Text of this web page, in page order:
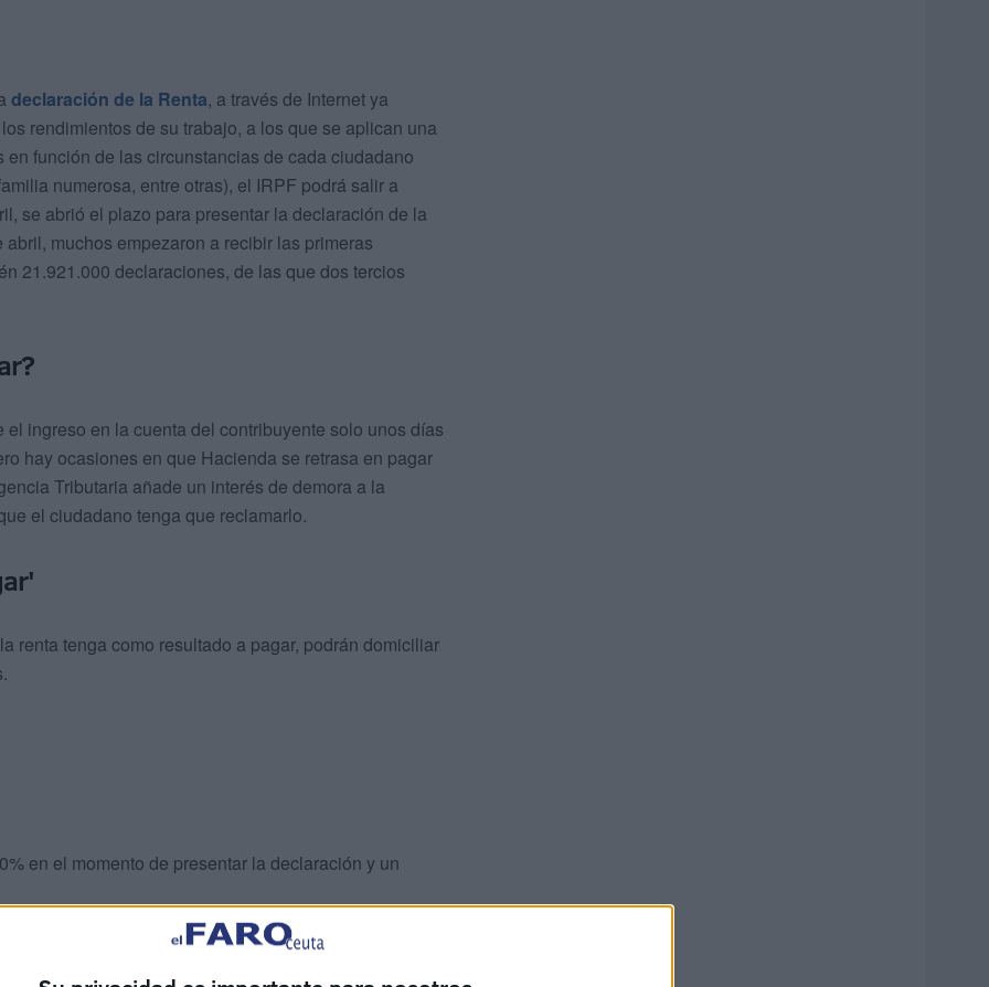
declaración de la Renta, a través de Internet ya
rendimientos de su trabajo, a los que se aplican una
función de las circunstancias de cada ciudadano
numerosa, entre otras), el IRPF podrá salir a
se abrió el plazo para presentar la declaración de la
muchos empezaron a recibir las primeras
21.921.000 declaraciones, de las que dos tercios
ingreso en la cuenta del contribuyente solo unos días
hay ocasiones en que Hacienda se retrasa en pagar
Tributaria añade un interés de demora a la
el ciudadano tenga que reclamarlo.
renta tenga como resultado a pagar, podrán domiciliar
en el momento de presentar la declaración y un
por teléfono